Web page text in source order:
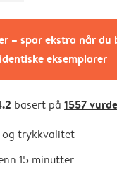
– spar ekstra når du
identiske eksemplarer
basert på 1557
og trykkvalitet
15 minutter